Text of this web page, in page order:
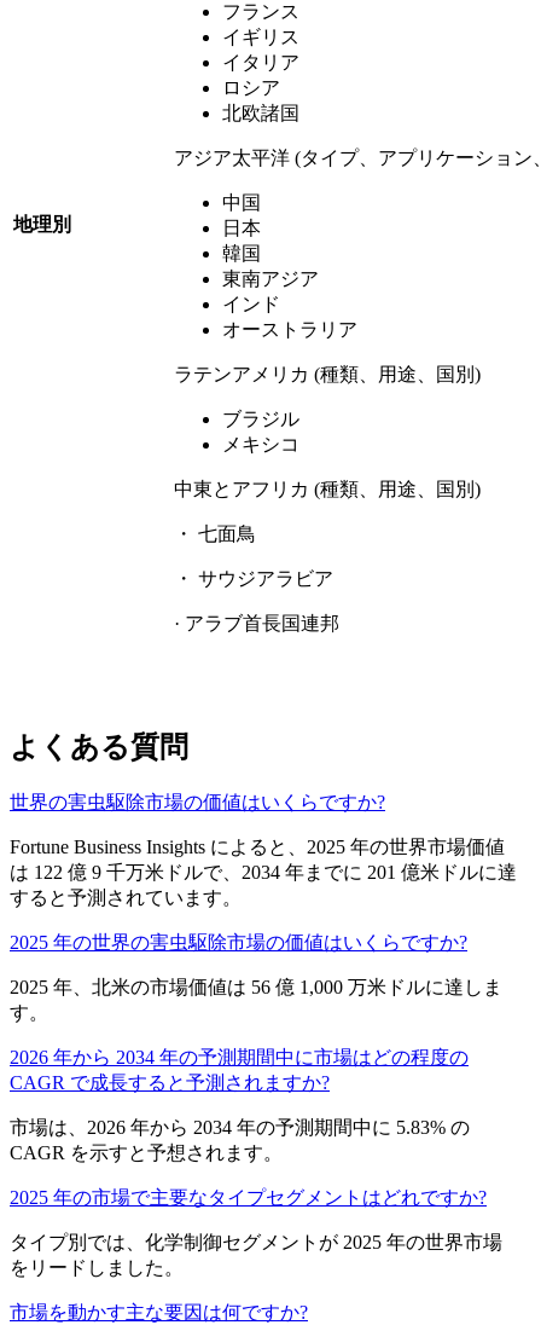
地理別
フランス
イギリス
イタリア
ロシア
北欧諸国
アジア太平洋 (タイプ、アプリケーション
中国
日本
韓国
東南アジア
インド
オーストラリア
ラテンアメリカ (種類、用途、国別)
ブラジル
メキシコ
中東とアフリカ (種類、用途、国別)
・ 七面鳥
・ サウジアラビア
· アラブ首長国連邦
よくある質問
世界の害虫駆除市場の価値はいくらですか?
Fortune Business Insights によると、2025 年の世界市場価値
は 122 億 9 千万米ドルで、2034 年までに 201 億米ドルに達
すると予測されています。
2025 年の世界の害虫駆除市場の価値はいくらですか?
2025 年、北米の市場価値は 56 億 1,000 万米ドルに達しま
す。
2026 年から 2034 年の予測期間中に市場はどの程度の
CAGR で成長すると予測されますか?
市場は、2026 年から 2034 年の予測期間中に 5.83% の
CAGR を示すと予想されます。
2025 年の市場で主要なタイプセグメントはどれですか?
タイプ別では、化学制御セグメントが 2025 年の世界市場
をリードしました。
市場を動かす主な要因は何ですか?